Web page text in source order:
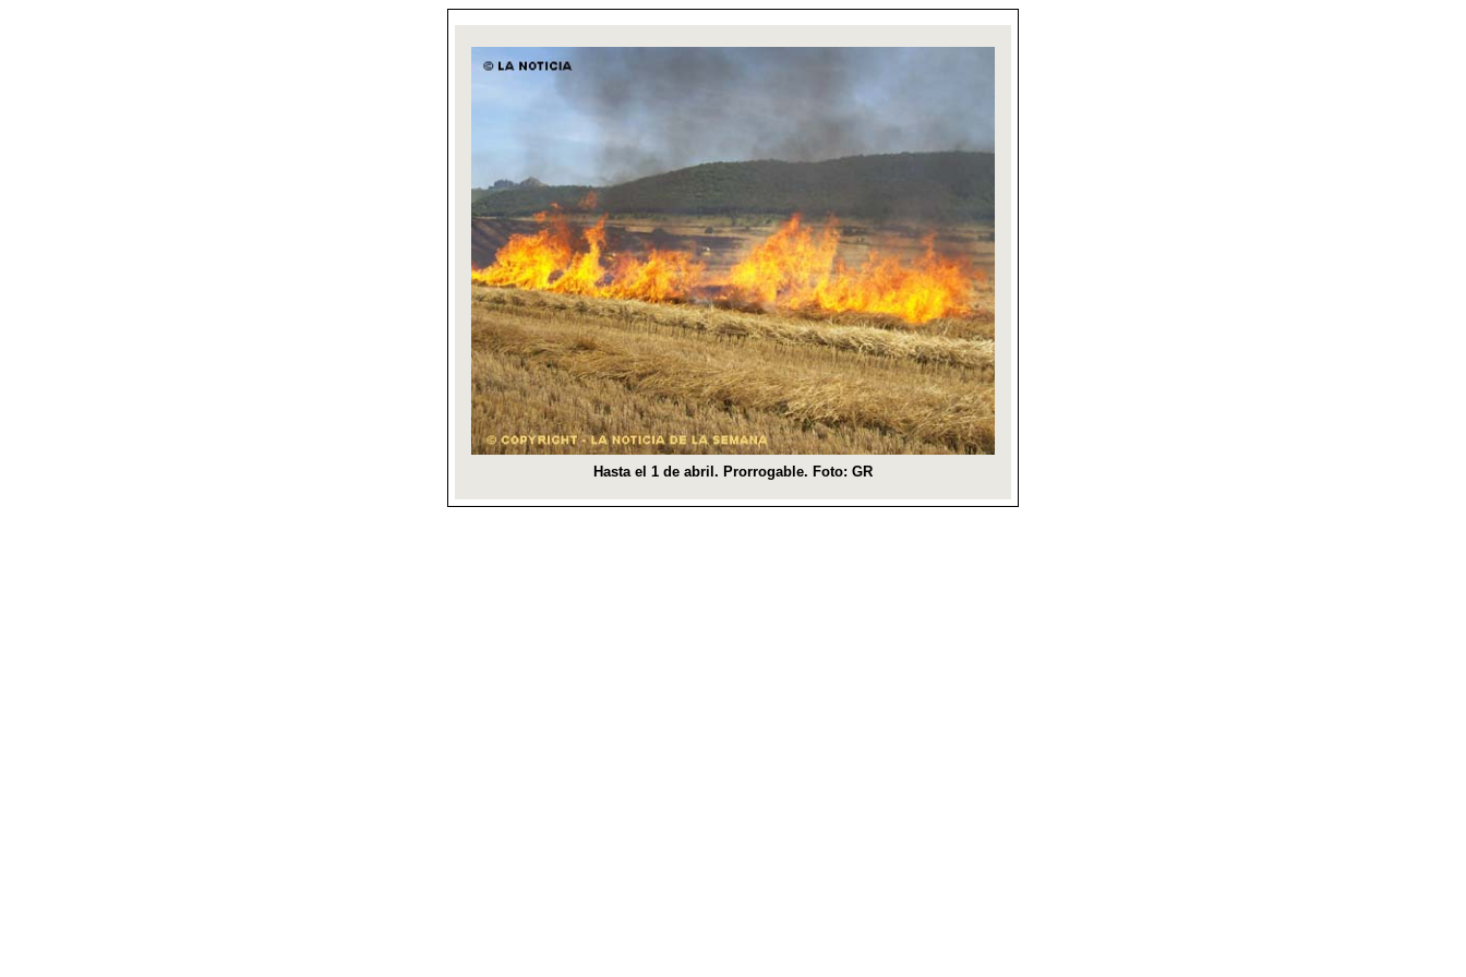
Hasta el 1 de abril. Prorrogable. Foto: GR